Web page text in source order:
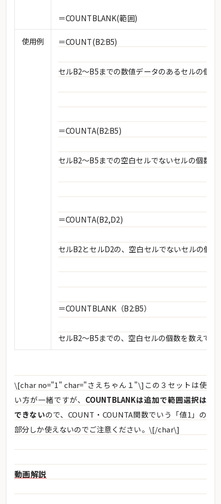
＝COUNTBLANK(範囲)
使用例 ＝COUNT(B2:B5)
セルB2～B5までの数値データのあるセルの個数
＝COUNTA(B2:B5)
セルB2～B5までの空白セルでないセルの個数を
＝COUNTA(B2,D2)
セルB2とセルD2の、空白セルでないセルの個
＝COUNTBLANK（B2:B5）
セルB2～B5までの、空白セルの個数を数えてく
\[char no="1" char="さえちゃん１"\]この３セットは使
い方が一緒ですが、 COUNTBLANKは追加で範囲選択は
できないので、COUNT・COUNTA関数でいう「値1」の
部分しか使えないのでご注意ください。\[/char\]
動画解説